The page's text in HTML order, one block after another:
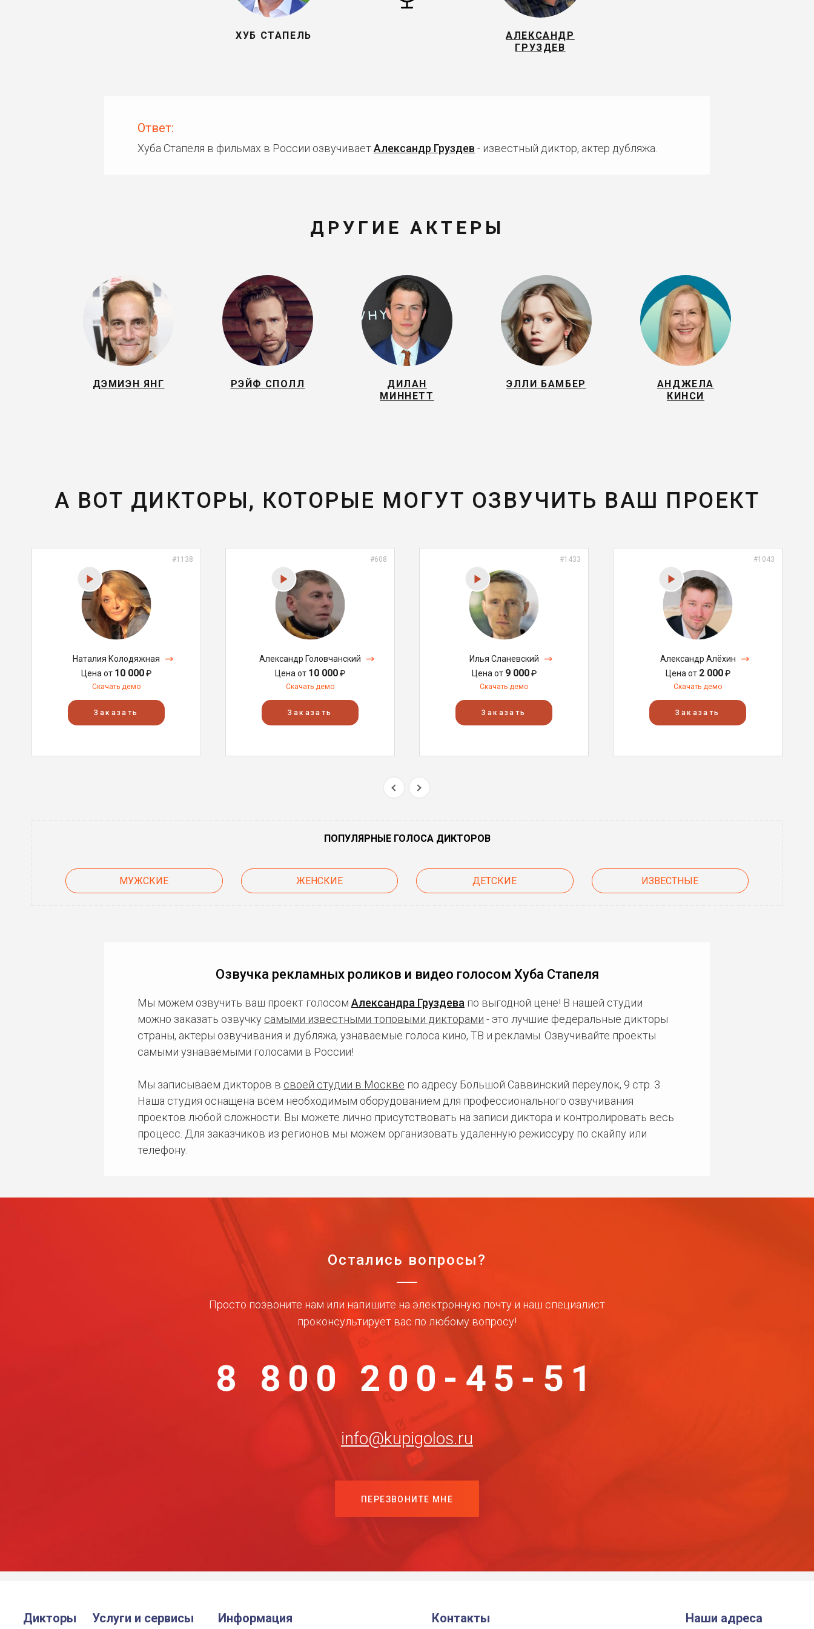
ХУБ СТАПЕЛЬ
АЛЕКСАНДР
ГРУЗДЕВ
Ответ:
Хуба Стапеля в фильмах в России озвучиваетАлександр Груздев - известный диктор, актер дубляжа.
ДРУГИЕ АКТЕРЫ
ДЭМИЭН ЯНГ РЭЙФ СПОЛЛ
ДИЛАН
МИННЕТТ
ЭЛЛИ БАМБЕР
АНДЖЕЛА
КИНСИ
А ВОТ ДИКТОРЫ, КОТОРЫЕ МОГУТ ОЗВУЧИТЬ ВАШ ПРОЕКТ
#1138
Наталия Колодяжная
Цена от 10 000₽
Скачать демо
Заказать
#608
Александр Головчанский
Цена от 10 000₽
Скачать демо
Заказать
#1433
Илья Сланевский
Цена от 9 000₽
Скачать демо
Заказать
#1043
Александр Алёхин
Цена от 2 000₽
Скачать демо
Заказать
ПОПУЛЯРНЫЕ ГОЛОСА ДИКТОРОВ
МУЖСКИЕ ЖЕНСКИЕ ДЕТСКИЕ ИЗВЕСТНЫЕ
Озвучка рекламных роликов и видео голосом Хуба Стапеля
Мы можем озвучить ваш проект голосом Александра Груздева по выгодной цене! В нашей студии
можно заказать озвучку самыми известными топовыми дикторами - это лучшие федеральные дикторы
страны, актеры озвучивания и дубляжа, узнаваемые голоса кино, ТВ и рекламы. Озвучивайте проекты
самыми узнаваемыми голосами в России!
Мы записываем дикторов в своей студии в Москве по адресу Большой Саввинский переулок, 9 стр. 3.
Наша студия оснащена всем необходимым оборудованием для профессионального озвучивания
проектов любой сложности. Вы можете лично присутствовать на записи диктора и контролировать весь
процесс. Для заказчиков из регионов мы можем организовать удаленную режиссуру по скайпу или
телефону.
Остались вопросы?
Просто позвоните нам или напишите на электронную почту и наш специалист
проконсультирует вас по любому вопросу!
8 800 200-45-51
info@kupigolos.ru
ПЕРЕЗВОНИТЕ МНЕ
Дикторы Услуги и сервисы Информация Контакты Наши адреса